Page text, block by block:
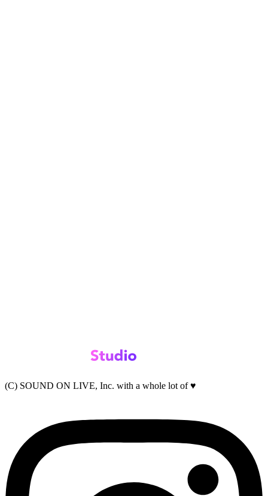
(C) SOUND ON LIVE, Inc. with a whole lot of ♥